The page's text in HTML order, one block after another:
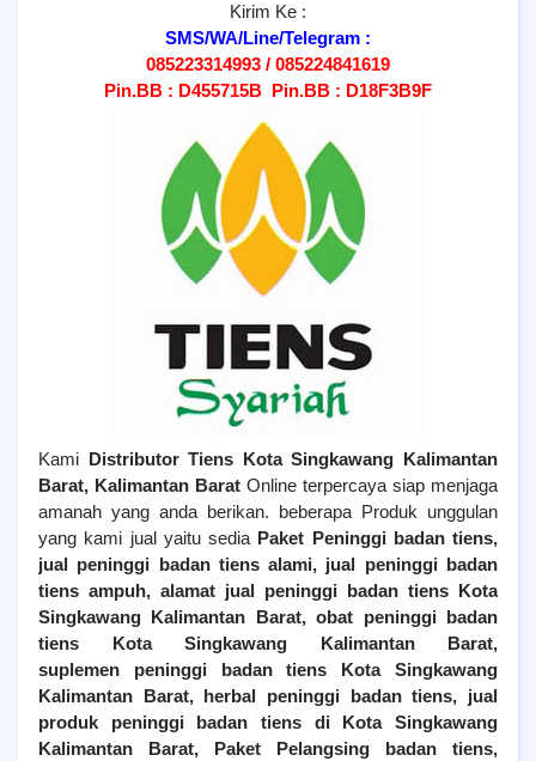
Kirim Ke :
SMS/WA/Line/Telegram :
085223314993 / 085224841619
Pin.BB : D455715B Pin.BB : D18F3B9F
Kami Distributor Tiens Kota Singkawang Kalimantan
Barat, Kalimantan Barat Online terpercaya siap menjaga
amanah yang anda berikan. beberapa Produk unggulan
yang kami jual yaitu sedia Paket Peninggi badan tiens,
jual peninggi badan tiens alami, jual peninggi badan
tiens ampuh, alamat jual peninggi badan tiens Kota
Singkawang Kalimantan Barat, obat peninggi badan
tiens Kota Singkawang Kalimantan Barat,
suplemen peninggi badan tiens Kota Singkawang
Kalimantan Barat, herbal peninggi badan tiens, jual
produk peninggi badan tiens di Kota Singkawang
Kalimantan Barat, Paket Pelangsing badan tiens,